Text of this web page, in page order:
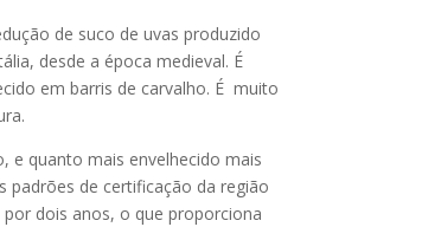
de suco de uvas produzido
desde a época medieval. É
em barris de carvalho. É muito
e quanto mais envelhecido mais
padrões de certificação da região
dois anos, o que proporciona